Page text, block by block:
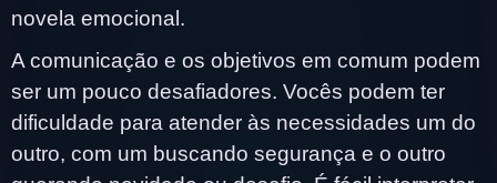
novela emocional.
A comunicação e os objetivos em comum podem
ser um pouco desafiadores. Vocês podem ter
dificuldade para atender às necessidades um do
outro, com um buscando segurança e o outro